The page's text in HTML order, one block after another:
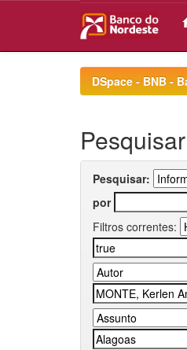
DSpace - BNB -
Pesquisar
Pesquisar:
por
Filtros correntes: